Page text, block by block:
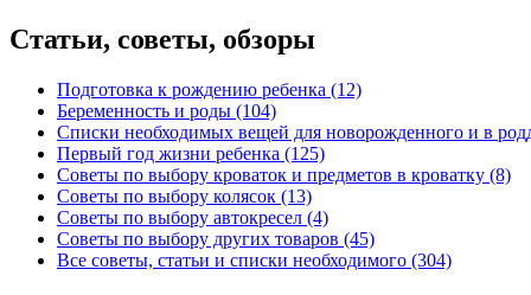
Статьи, советы, обзоры
Подготовка к рождению ребенка (12)
Беременность и роды (104)
Списки необходимых вещей для новорожденного и в
Первый год жизни ребенка (125)
Советы по выбору кроваток и предметов в кроватку (8)
Советы по выбору колясок (13)
Советы по выбору автокресел (4)
Советы по выбору других товаров (45)
Все советы, статьи и списки необходимого (304)